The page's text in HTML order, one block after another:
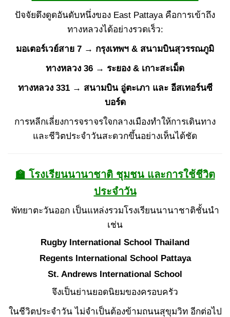
ปัจจัยดึงดูดอันดับหนึ่งของ East Pattaya คือการเข้าถึง
ทางหลวงได้อย่างรวดเร็ว:
มอเตอร์เวย์สาย 7 → กรุงเทพฯ & สนามบินสุวรรณภูมิ
ทางหลวง 36 → ระยอง & เกาะสะเม็ด
ทางหลวง 331 → สนามบิน อู่ตะเภา และ อีสเทอร์นซี
บอร์ด
การหลีกเลี่ยงการจราจรใจกลางเมืองทำให้การเดินทาง
และชีวิตประจำวันสะดวกขึ้นอย่างเห็นได้ชัด
🏫 โรงเรียนนานาชาติ ชุมชน และการใช้ชีวิต
ประจำวัน
พัทยาตะวันออก เป็นแหล่งรวมโรงเรียนนานาชาติชั้นนำ
เช่น
Rugby International School Thailand
Regents International School Pattaya
St. Andrews International School
จึงเป็นย่านยอดนิยมของครอบครัว
ในชีวิตประจำวัน ไม่จำเป็นต้องข้ามถนนสุขุมวิท อีกต่อไป